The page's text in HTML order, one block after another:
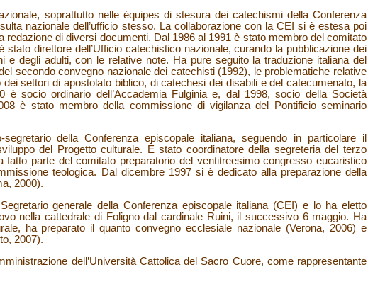
soprattutto nelle équipes di stesura dei catechismi della Conferenza
nazionale dell’ufficio stesso. La collaborazione con la CEI si è estesa poi
redazione di diversi documenti. Dal 1986 al 1991 è stato membro del comitato
direttore dell’Ufficio catechistico nazionale, curando la pubblicazione dei
e degli adulti, con le relative note. Ha pure seguito la traduzione italiana del
secondo convegno nazionale dei catechisti (1992), le problematiche relative
settori di apostolato biblico, di catechesi dei disabili e del catecumenato, la
socio ordinario dell’Accademia Fulginia e, dal 1998, socio della Società
è stato membro della commissione di vigilanza del Pontificio seminario
della Conferenza episcopale italiana, seguendo in particolare il
del Progetto culturale. È stato coordinatore della segreteria del terzo
parte del comitato preparatorio del ventitreesimo congresso eucaristico
teologica. Dal dicembre 1997 si è dedicato alla preparazione della
2000).
generale della Conferenza episcopale italiana (CEI) e lo ha eletto
nella cattedrale di Foligno dal cardinale Ruini, il successivo 6 maggio. Ha
ha preparato il quanto convegno ecclesiale nazionale (Verona, 2006) e
2007).
dell’Università Cattolica del Sacro Cuore, come rappresentante